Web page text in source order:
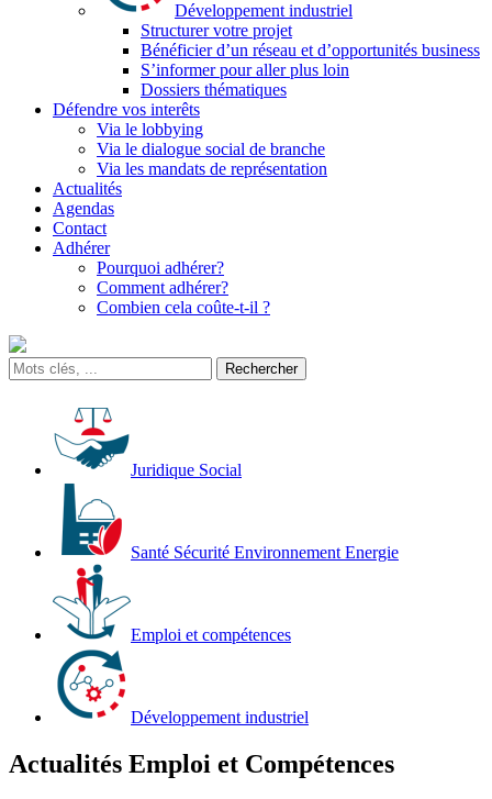
Développement industriel
Structurer votre projet
Bénéficier d’un réseau et d’opportunités business
S’informer pour aller plus loin
Dossiers thématiques
Défendre vos interêts
Via le lobbying
Via le dialogue social de branche
Via les mandats de représentation
Actualités
Agendas
Contact
Adhérer
Pourquoi adhérer?
Comment adhérer?
Combien cela coûte-t-il ?
Juridique Social
Santé Sécurité Environnement Energie
Emploi et compétences
Développement industriel
Actualités Emploi et Compétences